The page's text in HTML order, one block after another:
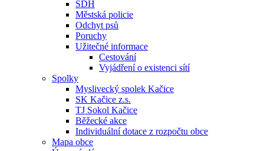
SDH
Městská policie
Odchyt psů
Poruchy
Užitečné informace
Cestování
Vyjádření o existenci sítí
Spolky
Myslivecký spolek Kačice
SK Kačice z.s.
TJ Sokol Kačice
Běžecké akce
Individuální dotace z rozpočtu obce
Mapa obce